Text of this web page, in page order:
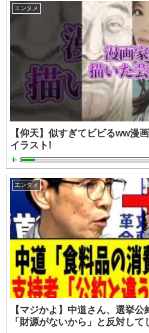
エンタメ
【仰天】似すぎてビビるww漫
イラスト!
エンタメ
【マジかよ】中道さん、選挙
「財源がないから」と反対し